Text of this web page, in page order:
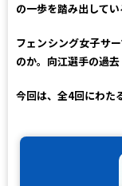
の一歩を踏み出してい
フェンシング女子サ
のか。向江選手の過
今回は、全4回にわた